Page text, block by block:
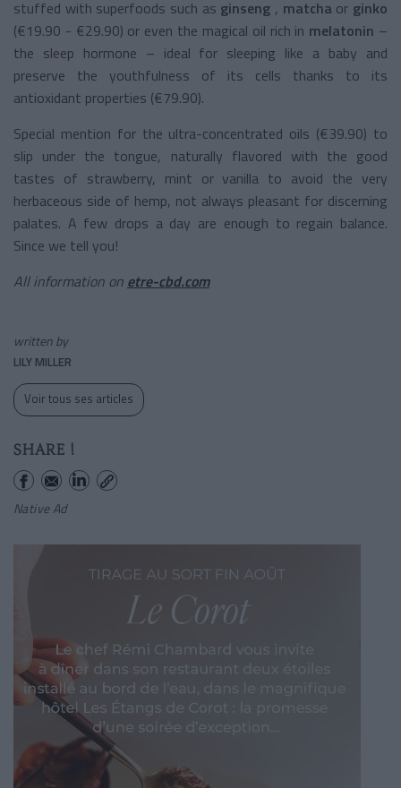
stuffed with superfoods such as ginseng , matcha or ginko
(€19.90 - €29.90) or even the magical oil rich in melatonin –
the sleep hormone – ideal for sleeping like a baby and
preserve the youthfulness of its cells thanks to its
antioxidant properties (€79.90).
Special mention for the ultra-concentrated oils (€39.90) to
slip under the tongue, naturally flavored with the good
tastes of strawberry, mint or vanilla to avoid the very
herbaceous side of hemp, not always pleasant for discerning
palates. A few drops a day are enough to regain balance.
Since we tell you!
All information on etre-cbd.com
written by
LILY MILLER
Voir tous ses articles
SHARE !
Native Ad